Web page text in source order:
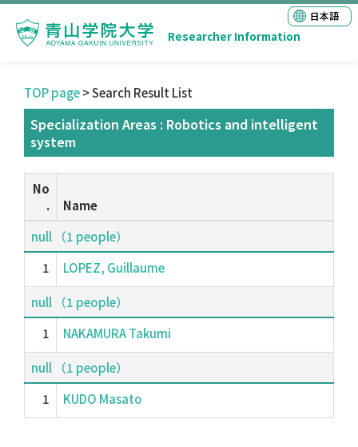
Researcher Information
日本語
TOP page> Search Result List
Specialization Areas : Robotics and intelligent
system
No
.
Name
null （1 people）
1
LOPEZ, Guillaume
null （1 people）
1
NAKAMURA Takumi
null （1 people）
1
KUDO Masato